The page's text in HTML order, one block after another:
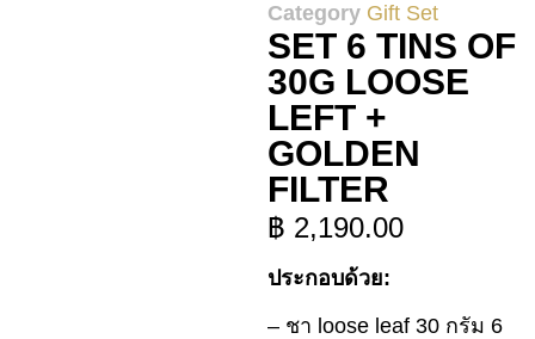
Category Gift Set
SET 6 TINS OF
30G LOOSE
LEFT +
GOLDEN
FILTER
฿ 2,190.00
ประกอบด้วย:
– ชา loose leaf 30 กรัม 6